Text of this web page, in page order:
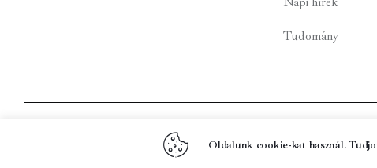
Tudomány
Business News Hungary
Oldalunk cookie-kat használ.